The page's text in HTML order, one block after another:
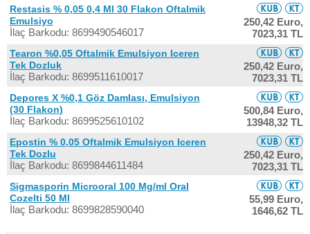
Restasis % 0,05 0,4 Ml 30 Flakon Oftalmik
Emulsiyo
İlaç Barkodu: 8699490546017
250,42 Euro,
7023,31 TL
Tearon %0,05 Oftalmik Emulsiyon Iceren
Tek Dozluk
İlaç Barkodu: 8699511610017
250,42 Euro,
7023,31 TL
Depores X %0,1 Göz Damlası, Emulsiyon
(30 Flakon)
İlaç Barkodu: 8699525610102
500,84 Euro,
13948,32 TL
Epostin % 0,05 Oftalmik Emulsiyon Iceren
Tek Dozlu
İlaç Barkodu: 8699844611484
250,42 Euro,
7023,31 TL
Sigmasporin Microoral 100 Mg/ml Oral
Cozelti 50 Ml
İlaç Barkodu: 8699828590040
55,99 Euro,
1646,62 TL